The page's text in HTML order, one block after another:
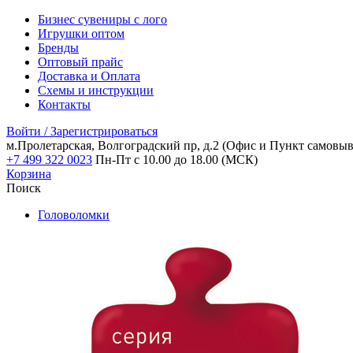
Бизнес сувениры с лого
Игрушки оптом
Бренды
Оптовый прайс
Доставка и Оплата
Схемы и инструкции
Контакты
Войти / Зарегистрироваться
м.Пролетарская, Волгоградский пр, д.2 (Офис и Пункт
+7 499 322 0023 Пн-Пт с 10.00 до 18.00 (МСК)
Корзина
Поиск
Головоломки